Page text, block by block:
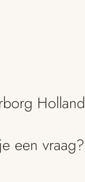
Holland
een vraag?